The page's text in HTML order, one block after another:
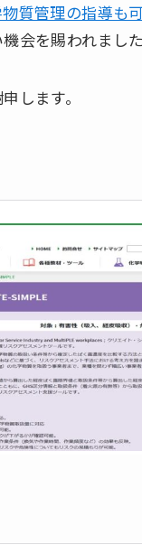
質管理の指導も
会を賜われました
します。